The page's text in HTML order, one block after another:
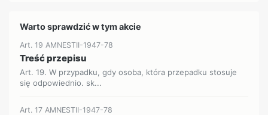
Warto sprawdzić w tym akcie
Art. 19 AMNESTII-1947-78
Treść przepisu
Art. 19. W przypadku, gdy osoba, która przepadku stosuje
się odpowiednio. sk...
Art. 17 AMNESTII-1947-78